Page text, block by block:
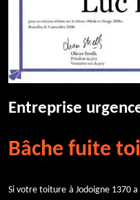
Entreprise
Bâche fuite
Si votre toiture à Jodoigne 1370